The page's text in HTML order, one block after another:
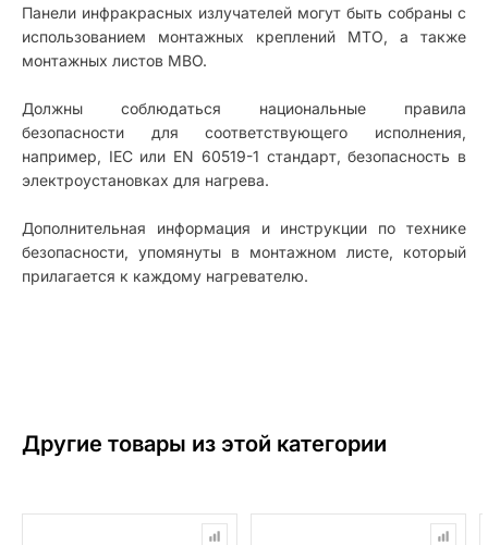
Панели инфракрасных излучателей могут быть собраны с
использованием монтажных креплений МТО, а также
монтажных листов MBO.
Должны соблюдаться национальные правила
безопасности для соответствующего исполнения,
например, IEC или EN 60519-1 стандарт, безопасность в
электроустановках для нагрева.
Дополнительная информация и инструкции по технике
безопасности, упомянуты в монтажном листе, который
прилагается к каждому нагревателю.
Другие товары из этой категории